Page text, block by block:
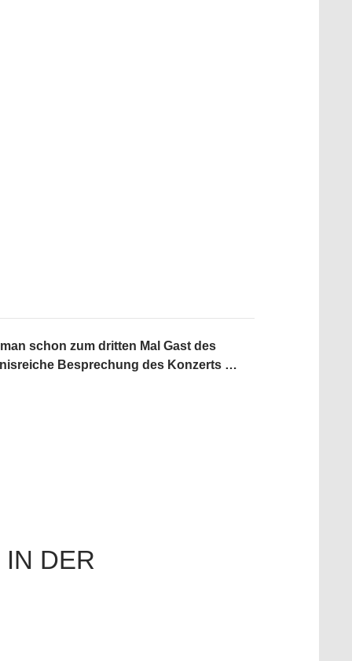
schon zum dritten Mal Gast des
Besprechung des Konzerts …
DER